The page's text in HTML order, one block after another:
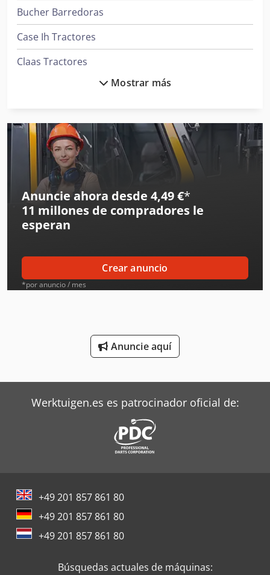
Bucher Barredoras
Case Ih Tractores
Claas Tractores
Ingersoll Rand Compresores
Ingersoll Rand Herramientas
Iseki Tractor
Jcb Tractores
Kalmar Tractor
Liebherr Grúas
Linde Tractor
Ravo Barredoras
Siemens Motores Eléctricos
Steyr Tractores
Toyota Tractor
Trane Aires Acondicionados
Mostrar más
Anuncie ahora desde 4,49 €*
11 millones de compradores le
esperan
Crear anuncio
*por anuncio / mes
Anuncie aquí
Werktuigen.es es patrocinador oficial de:
+49 201 857 861 80
+49 201 857 861 80
+49 201 857 861 80
Búsquedas actuales de máquinas: